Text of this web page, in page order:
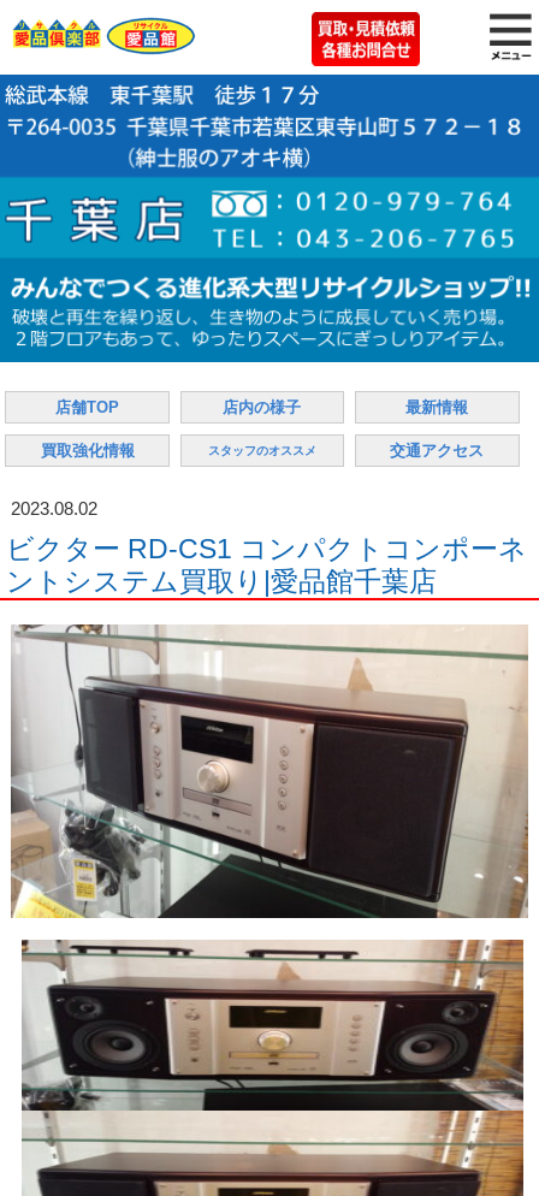
店舗TOP 店内の様子 最新情報
買取強化情報 スタッフのオススメ 交通アクセス
2023.08.02
ビクター RD-CS1 コンパクトコンポーネ
ントシステム買取り|愛品館千葉店